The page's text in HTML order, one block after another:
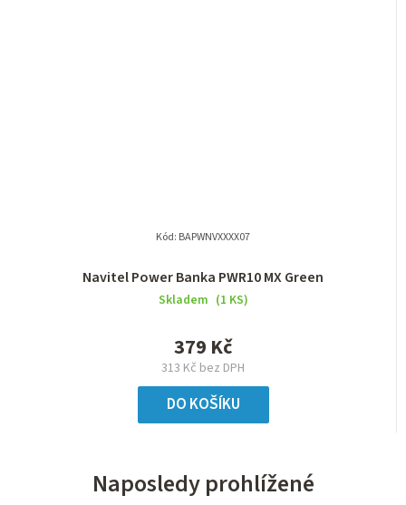
Navitel Power Banka PWR10 MX Green
Skladem (1 KS)
313 Kč bez DPH
379 Kč
DO KOŠÍKU
Kód: BAPWNVXXXX07
Naposledy prohlížené